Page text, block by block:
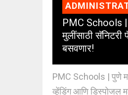
PMC Schools |
मुलींसाठी
बसवणार!
PMC Schools | पुणे
व्हेंडिंग आणि डिस्पोजल